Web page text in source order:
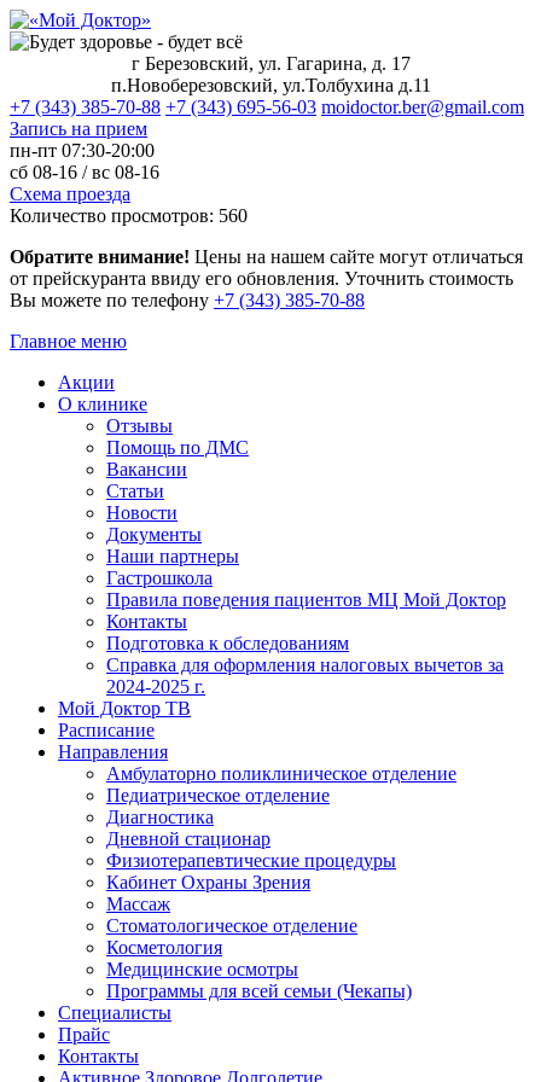
г Березовский, ул. Гагарина, д. 17
п.Новоберезовский, ул.Толбухина д.11
+7 (343) 385-70-88 +7 (343) 695-56-03 moidoctor.ber@gmail.com
Запись на прием
пн-пт 07:30-20:00
сб 08-16 /вс 08-16
Схема проезда
Количество просмотров: 560
Обратите внимание! Цены на нашем сайте могут отличаться
от прейскуранта ввиду его обновления. Уточнить стоимость
Вы можете по телефону +7 (343) 385‑70‑88
Главное меню
Акции
О клинике
Отзывы
Помощь по ДМС
Вакансии
Статьи
Новости
Документы
Наши партнеры
Гастрошкола
Правила поведения пациентов МЦ Мой Доктор
Контакты
Подготовка к обследованиям
Справка для оформления налоговых вычетов за
2024-2025 г.
Мой Доктор ТВ
Расписание
Направления
Амбулаторно поликлиническое отделение
Педиатрическое отделение
Диагностика
Дневной стационар
Физиотерапевтические процедуры
Кабинет Охраны Зрения
Массаж
Стоматологическое отделение
Косметология
Медицинские осмотры
Программы для всей семьи (Чекапы)
Специалисты
Прайс
Контакты
Активное Здоровое Долголетие